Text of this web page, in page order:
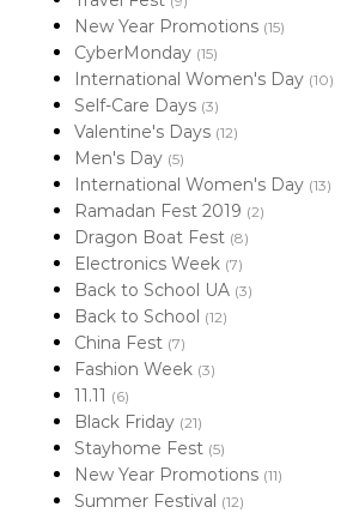
New Year Promotions (15)
CyberMonday (15)
International Women's Day (10)
Self-Care Days (3)
Valentine's Days (12)
Men's Day (5)
International Women's Day (13)
Ramadan Fest 2019 (2)
Dragon Boat Fest (8)
Electronics Week (7)
Back to School UA (3)
Back to School (12)
China Fest (7)
Fashion Week (3)
11.11 (6)
Black Friday (21)
Stayhome Fest (5)
New Year Promotions (11)
Summer Festival (12)